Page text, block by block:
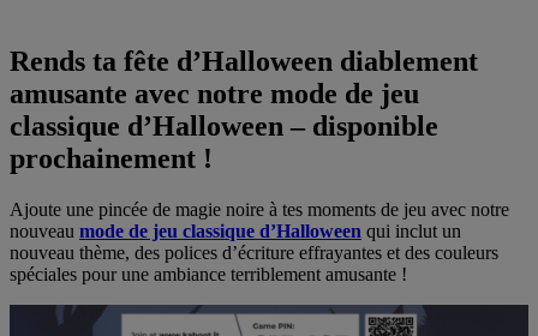
Rends ta fête d’Halloween diablement
amusante avec notre mode de jeu
classique d’Halloween – disponible
prochainement !
Ajoute une pincée de magie noire à tes moments de jeu avec notre
nouveau mode de jeu classique d’Halloween qui inclut un
nouveau thème, des polices d’écriture effrayantes et des couleurs
spéciales pour une ambiance terriblement amusante !